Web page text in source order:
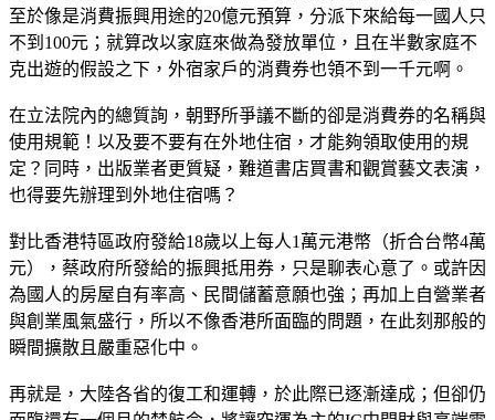
至於像是消費振興用途的20億元預算，分派下來給每一國人只
不到100元；就算改以家庭來做為發放單位，且在半數家庭不
克出遊的假設之下，外宿家戶的消費券也領不到一千元啊。
在立法院內的總質詢，朝野所爭議不斷的卻是消費券的名稱與
使用規範！以及要不要有在外地住宿，才能夠領取使用的規
定？同時，出版業者更質疑，難道書店買書和觀賞藝文表演，
也得要先辦理到外地住宿嗎？
對比香港特區政府發給18歲以上每人1萬元港幣（折合台幣4萬
元），蔡政府所發給的振興抵用券，只是聊表心意了。或許因
為國人的房屋自有率高、民間儲蓄意願也強；再加上自營業者
與創業風氣盛行，所以不像香港所面臨的問題，在此刻那般的
瞬間擴散且嚴重惡化中。
再就是，大陸各省的復工和運轉，於此際已逐漸達成；但卻仍